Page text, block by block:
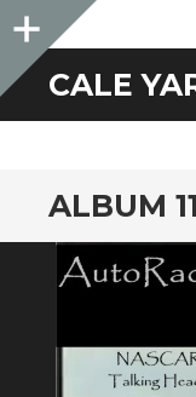
Sidebar
CALE
ALBUM